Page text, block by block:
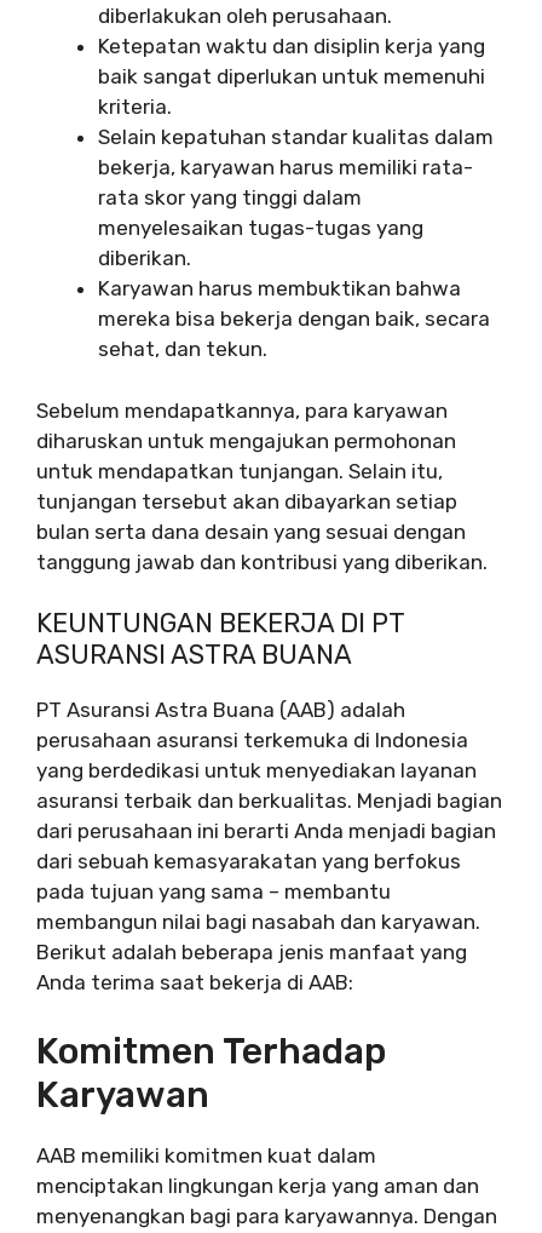
diberlakukan oleh perusahaan.
Ketepatan waktu dan disiplin kerja yang
baik sangat diperlukan untuk memenuhi
kriteria.
Selain kepatuhan standar kualitas dalam
bekerja, karyawan harus memiliki rata-
rata skor yang tinggi dalam
menyelesaikan tugas-tugas yang
diberikan.
Karyawan harus membuktikan bahwa
mereka bisa bekerja dengan baik, secara
sehat, dan tekun.
Sebelum mendapatkannya, para karyawan
diharuskan untuk mengajukan permohonan
untuk mendapatkan tunjangan. Selain itu,
tunjangan tersebut akan dibayarkan setiap
bulan serta dana desain yang sesuai dengan
tanggung jawab dan kontribusi yang diberikan.
KEUNTUNGAN BEKERJA DI PT
ASURANSI ASTRA BUANA
PT Asuransi Astra Buana (AAB) adalah
perusahaan asuransi terkemuka di Indonesia
yang berdedikasi untuk menyediakan layanan
asuransi terbaik dan berkualitas. Menjadi bagian
dari perusahaan ini berarti Anda menjadi bagian
dari sebuah kemasyarakatan yang berfokus
pada tujuan yang sama – membantu
membangun nilai bagi nasabah dan karyawan.
Berikut adalah beberapa jenis manfaat yang
Anda terima saat bekerja di AAB:
Komitmen Terhadap
Karyawan
AAB memiliki komitmen kuat dalam
menciptakan lingkungan kerja yang aman dan
menyenangkan bagi para karyawannya. Dengan